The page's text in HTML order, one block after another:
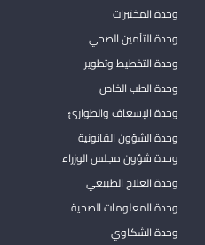
وحدة المختبرات
وحدة التأمين الصحي
وحدة التخطيط وتطوير
وحدة الطب الخاص
وحدة الإسعاف والطوارئ
وحدة الشؤون القانونية
وحدة شؤون مجلس الوزراء
وحدة العلاج الطبيعي
وحدة المعلومات الصحية
وحدة الشكاوي